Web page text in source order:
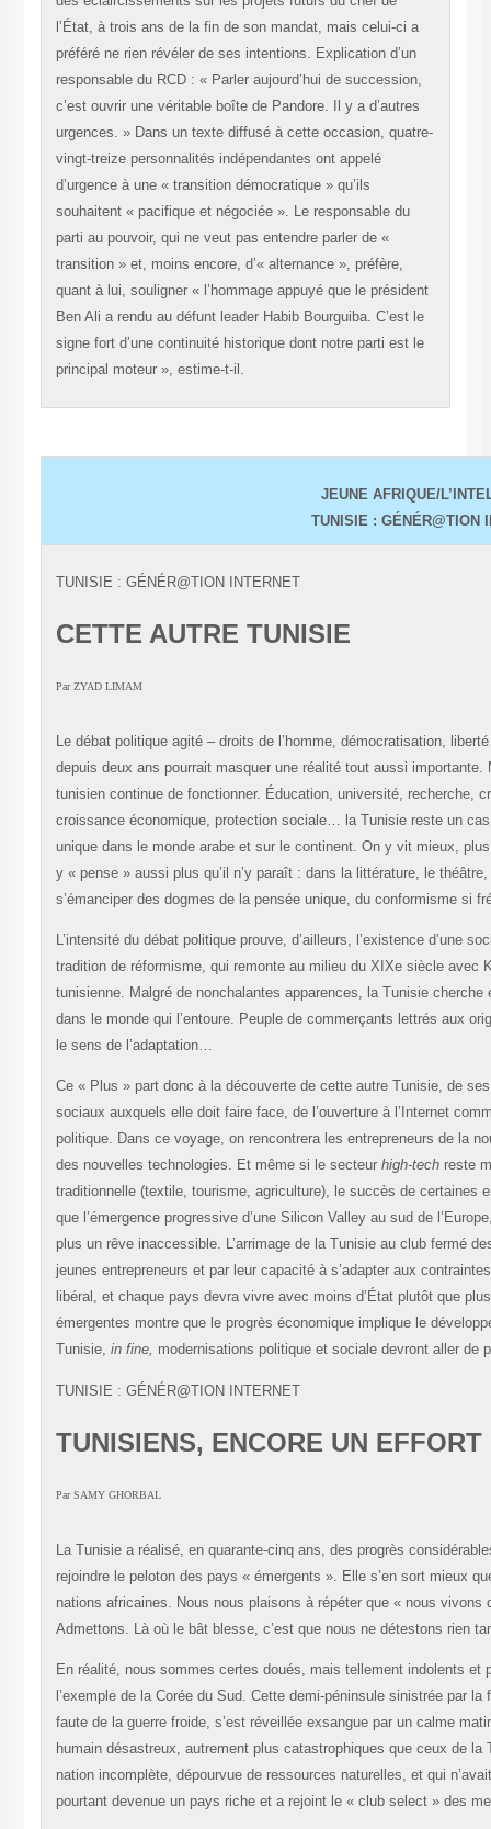
l’État, à trois ans de la fin de son mandat, mais celui-ci a
préféré ne rien révéler de ses intentions. Explication d’un
responsable du RCD : « Parler aujourd’hui de succession,
c’est ouvrir une véritable boîte de Pandore. Il y a d’autres
urgences. » Dans un texte diffusé à cette occasion, quatre-
vingt-treize personnalités indépendantes ont appelé
d’urgence à une « transition démocratique » qu’ils
souhaitent « pacifique et négociée ». Le responsable du
parti au pouvoir, qui ne veut pas entendre parler de «
transition » et, moins encore, d’« alternance », préfère,
quant à lui, souligner « l’hommage appuyé que le président
Ben Ali a rendu au défunt leader Habib Bourguiba. C’est le
signe fort d’une continuité historique dont notre parti est le
principal moteur », estime-t-il.
JEUNE AFRIQUE/
TUNISIE : GÉNÉR@TION
TUNISIE : GÉNÉR@TION INTERNET
CETTE AUTRE TUNISIE
ParZYAD LIMAM
Le débat politique agité – droits de l’homme, démocratisation,
depuis deux ans pourrait masquer une réalité tout aussi
tunisien continue de fonctionner. Éducation, université, recherche,
croissance économique, protection sociale… la Tunisie reste un
unique dans le monde arabe et sur le continent. On y vit mieux,
y « pense » aussi plus qu’il n’y paraît : dans la littérature, le
s’émanciper des dogmes de la pensée unique, du conformisme si
L’intensité du débat politique prouve, d’ailleurs, l’existence d’une
tradition de réformisme, qui remonte au milieu du XIXe siècle avec
tunisienne. Malgré de nonchalantes apparences, la Tunisie
dans le monde qui l’entoure. Peuple de commerçants lettrés aux
le sens de l’adaptation…
Ce « Plus » part donc à la découverte de cette autre Tunisie, de
sociaux auxquels elle doit faire face, de l’ouverture à l’Internet
politique. Dans ce voyage, on rencontrera les entrepreneurs de la
des nouvelles technologies. Et même si le secteur high-tech reste
traditionnelle (textile, tourisme, agriculture), le succès de certaines
que l’émergence progressive d’une Silicon Valley au sud de
plus un rêve inaccessible. L’arrimage de la Tunisie au club fermé
jeunes entrepreneurs et par leur capacité à s’adapter aux
libéral, et chaque pays devra vivre avec moins d’État plutôt que
émergentes montre que le progrès économique implique le
Tunisie, in fine, modernisations politique et sociale devront aller de
TUNISIE : GÉNÉR@TION INTERNET
TUNISIENS, ENCORE UN EFFORT
ParSAMY GHORBAL
La Tunisie a réalisé, en quarante-cinq ans, des progrès
rejoindre le peloton des pays « émergents ». Elle s’en sort mieux
nations africaines. Nous nous plaisons à répéter que « nous vivons
Admettons. Là où le bât blesse, c’est que nous ne détestons rien
En réalité, nous sommes certes doués, mais tellement indolents et
l’exemple de la Corée du Sud. Cette demi-péninsule sinistrée par
faute de la guerre froide, s’est réveillée exsangue par un calme
humain désastreux, autrement plus catastrophiques que ceux de
nation incomplète, dépourvue de ressources naturelles, et qui
pourtant devenue un pays riche et a rejoint le « club select » des